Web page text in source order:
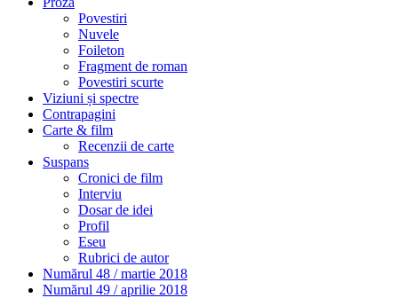
Povestiri
Nuvele
Foileton
Fragment de roman
Povestiri scurte
Viziuni și spectre
Contrapagini
Carte & film
Recenzii de carte
Suspans
Cronici de film
Interviu
Dosar de idei
Profil
Eseu
Rubrici de autor
Numărul 48 / martie 2018
Numărul 49 / aprilie 2018